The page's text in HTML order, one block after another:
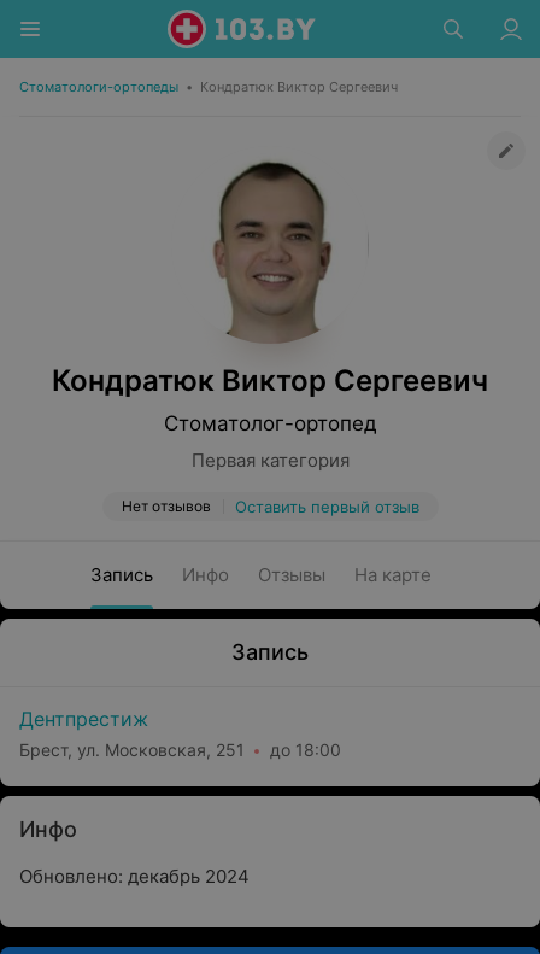
Стоматологи-ортопеды • Кондратюк Виктор Сергеевич
Кондратюк Виктор Сергеевич
Стоматолог-ортопед
Первая категория
Нет отзывов Оставить первый отзыв
Запись Инфо Отзывы На карте
Запись
Дентпрестиж
Брест, ул. Московская, 251 до 18:00
Инфо
Обновлено: декабрь 2024